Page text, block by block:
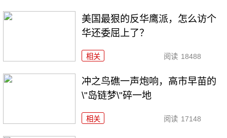
美国最狠的反华鹰派，怎么访个
华还委屈上了？
相关 阅读 18488
冲之鸟礁一声炮响，高市早苗的
\"岛链梦\"碎一地
相关 阅读 17148